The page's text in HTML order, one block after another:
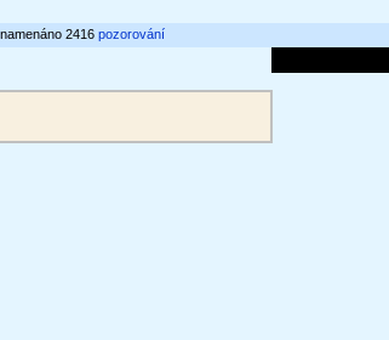
2416 pozorování